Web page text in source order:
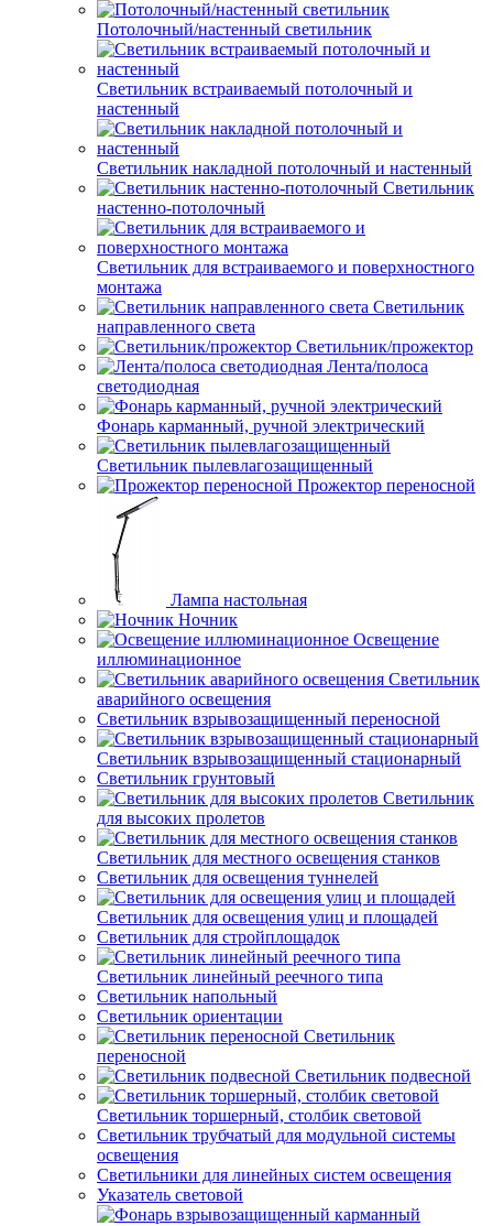
Потолочный/настенный светильник
Светильник встраиваемый потолочный и
настенный
Светильник накладной потолочный и настенный
Светильник
настенно-потолочный
Светильник для встраиваемого и поверхностного
монтажа
Светильник
направленного света
Светильник/прожектор
Лента/полоса
светодиодная
Фонарь карманный, ручной электрический
Светильник пылевлагозащищенный
Прожектор переносной
Лампа настольная
Ночник
Освещение
иллюминационное
Светильник
аварийного освещения
Светильник взрывозащищенный переносной
Светильник взрывозащищенный стационарный
Светильник грунтовый
Светильник
для высоких пролетов
Светильник для местного освещения станков
Светильник для освещения туннелей
Светильник для освещения улиц и площадей
Светильник для стройплощадок
Светильник линейный реечного типа
Светильник напольный
Светильник ориентации
Светильник
переносной
Светильник подвесной
Светильник торшерный, столбик световой
Светильник трубчатый для модульной системы
освещения
Светильники для линейных систем освещения
Указатель световой